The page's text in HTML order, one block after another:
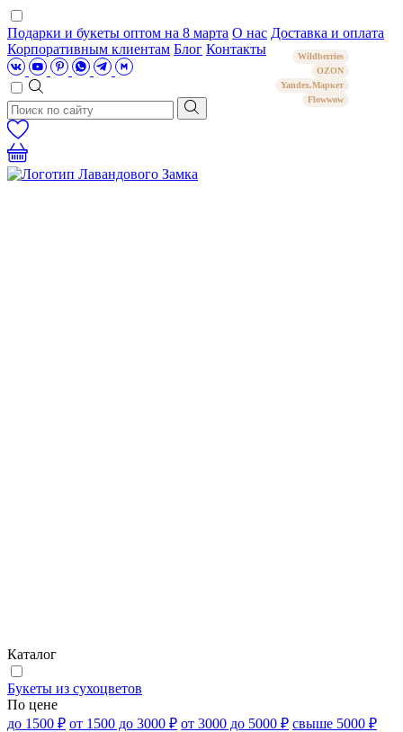
Подарки и букеты оптом на 8 марта О нас Доставка и оплата
Корпоративным клиентам Блог Контакты
Wildberries
OZON
Yandex.Маркет
Flowwow
Каталог
Букеты из сухоцветов
По цене
до 1500 ₽ от 1500 до 3000 ₽ от 3000 до 5000 ₽ свыше 5000 ₽